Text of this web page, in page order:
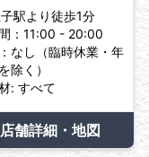
駅より徒歩1分
：11:00 - 20:00
なし（臨時休業・年
除く）
: すべて
店舗詳細・地図